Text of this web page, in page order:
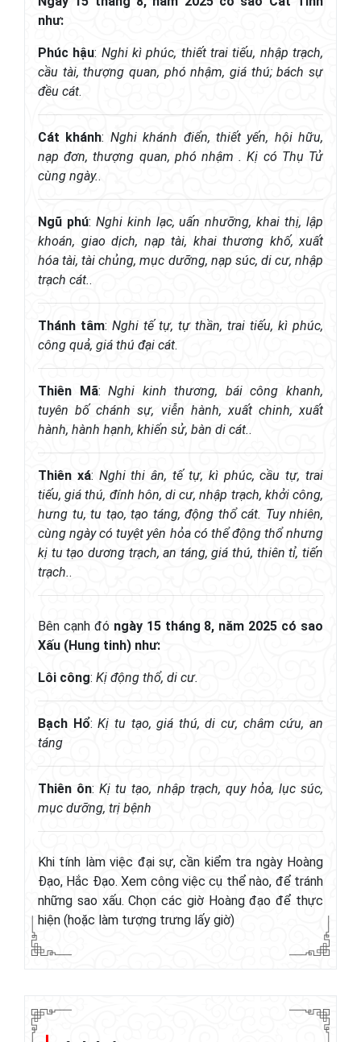
như:
Phúc hậu: Nghi kì phúc, thiết trai tiếu, nhập trạch,
cầu tài, thượng quan, phó nhậm, giá thú; bách sự
đều cát.
Cát khánh: Nghi khánh điển, thiết yến, hội hữu,
nạp đơn, thượng quan, phó nhậm . Kị có Thụ Tử
cùng ngày..
Ngũ phú: Nghi kinh lạc, uấn nhưỡng, khai thị, lập
khoán, giao dịch, nạp tài, khai thương khố, xuất
hóa tài, tài chủng, mục dưỡng, nạp súc, di cư, nhập
trạch cát..
Thánh tâm: Nghi tế tự, tự thần, trai tiếu, kì phúc,
công quả, giá thú đại cát.
Thiên Mã:Nghi kinh thương, bái công khanh,
tuyên bố chánh sự, viễn hành, xuất chinh, xuất
hành, hành hạnh, khiển sử, bàn di cát..
Thiên xá: Nghi thi ân, tế tự, kì phúc, cầu tự, trai
tiếu, giá thú, đính hôn, di cư, nhập trạch, khởi công,
hưng tu, tu tạo, tạo táng, động thổ cát. Tuy nhiên,
cùng ngày có tuyệt yên hỏa có thể động thổ nhưng
kị tu tạo dương trạch, an táng, giá thú, thiên tỉ, tiến
trạch..
Bên cạnh đó ngày 15 tháng 8, năm 2025 có sao
Xấu (Hung tinh) như:
Lôi công: Kị động thổ, di cư.
Bạch Hổ:Kị tu tạo, giá thú, di cư, châm cứu, an
táng
Thiên ôn:Kị tu tạo, nhập trạch, quy hỏa, lục súc,
mục dưỡng, trị bệnh
Khi tính làm việc đại sự, cần kiểm tra ngày Hoàng
Đạo, Hắc Đạo. Xem công việc cụ thể nào, để tránh
những sao xấu. Chọn các giờ Hoàng đạo để thực
hiện (hoặc làm tượng trưng lấy giờ)